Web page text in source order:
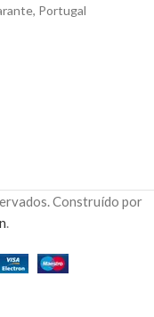
Portugal
Construído por
.